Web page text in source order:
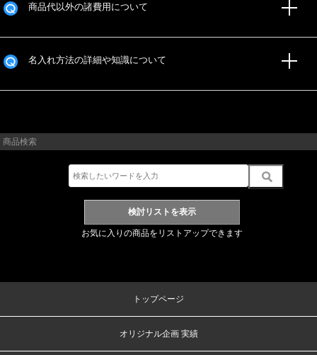
商品代以外の諸費用について
名入れ方法の詳細や知識について
商品検索
お気に入りの商品をリストアップできます
トップページ
オリジナル企画 実績